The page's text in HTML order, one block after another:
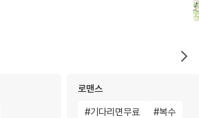
로맨스
#기다리면무료 #복수